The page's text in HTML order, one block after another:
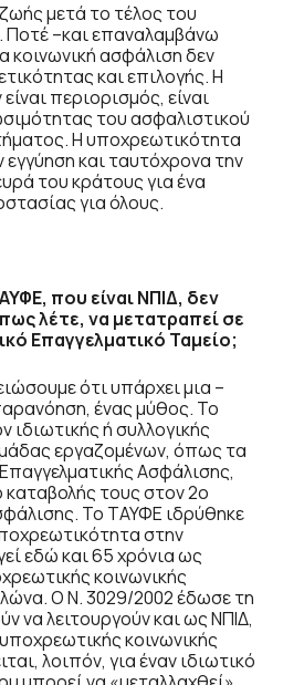
μετά το τέλος του
Ποτέ –και επαναλαμβάνω
κοινωνική ασφάλιση δεν
και επιλογής. Η
περιορισμός, είναι
του ασφαλιστικού
Η υποχρεωτικότητα
εγγύηση και ταυτόχρονα την
του κράτους για ένα
για όλους.
που είναι ΝΠΙΔ, δεν
λέτε, να μετατραπεί σε
Επαγγελματικό Ταμείο;
ότι υπάρχει μια –
ένας μύθος. Το
ιδιωτικής ή συλλογικής
εργαζομένων, όπως τα
Ασφάλισης,
τους στον 2ο
Το ΤΑΥΦΕ ιδρύθηκε
στην
εδώ και 65 χρόνια ως
κοινωνικής
Ο Ν. 3029/2002 έδωσε τη
να λειτουργούν και ως ΝΠΙΔ,
κοινωνικής
λοιπόν, για έναν ιδιωτικό